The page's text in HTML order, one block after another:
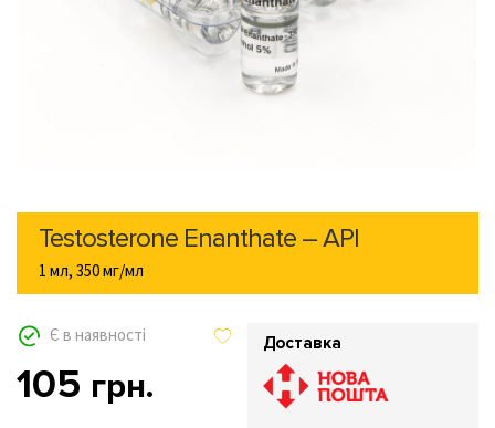
Доставка
Testosterone Enanthate – API
1 мл, 350 мг/мл
Є в наявності
105 грн.